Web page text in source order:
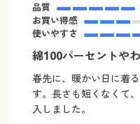
品質
お買い得感
使いやすさ
綿100パーセントや
春先に、暖かい日に着
す。長さも短くなくて
入しました。